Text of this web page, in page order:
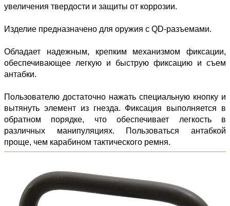
увеличения твердости и защиты от коррозии.
Изделие предназначено для оружия c QD-разъемами.
Обладает надежным, крепким механизмом фиксации,
обеспечивающее легкую и быструю фиксацию и съем
антабки.
Пользователю достаточно нажать специальную кнопку и
вытянуть элемент из гнезда. Фиксация выполняется в
обратном порядке, что обеспечивает легкость в
различных манипуляциях. Пользоваться антабкой
проще, чем карабином тактического ремня.